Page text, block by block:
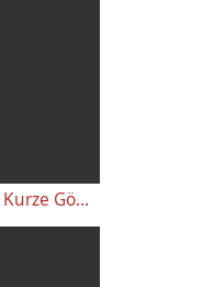
Bleibe geistig jung - Kurze Götter Botschaften